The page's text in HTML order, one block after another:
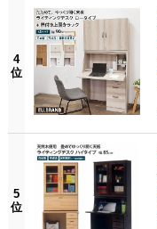
4
位
5
位